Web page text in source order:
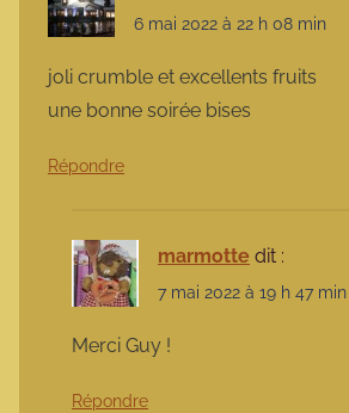
6 mai 2022 à 22 h 08 min
joli crumble et excellents fruits
une bonne soirée bises
Répondre
marmotte dit :
7 mai 2022 à 19 h 47 min
Merci Guy !
Répondre